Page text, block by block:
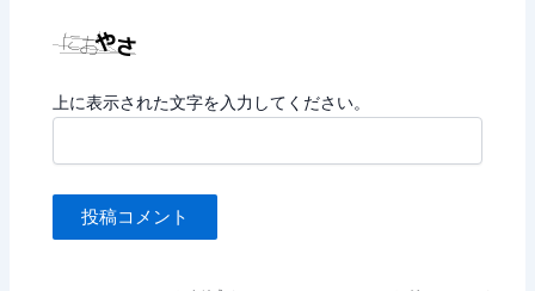
上に表示された文字を入力してください。